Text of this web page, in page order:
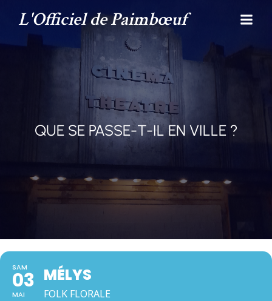
L'Officiel de Paimbœuf
QUE SE PASSE-T-IL EN VILLE ?
SAM
03
MAI
MÉLYS
FOLK FLORALE